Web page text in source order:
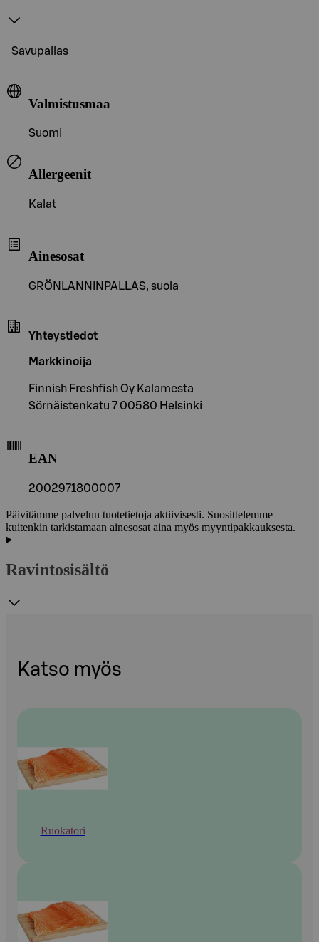
Savupallas
Valmistusmaa
Suomi
Allergeenit
Kalat
Ainesosat
GRÖNLANNINPALLAS, suola
Yhteystiedot
Markkinoija
Finnish Freshfish Oy Kalamesta
Sörnäistenkatu 7 00580 Helsinki
EAN
2002971800007
Päivitämme palvelun tuotetietoja aktiivisesti. Suosittelemme
kuitenkin tarkistamaan ainesosat aina myös myyntipakkauksesta.
Ravintosisältö
Katso myös
Ruokatori